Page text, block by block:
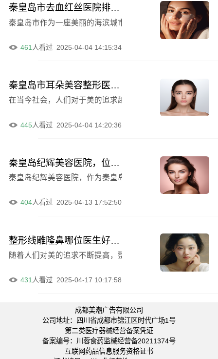
秦皇岛市去血红丝医院排行榜前十详细剖析（秦皇岛市去血红丝整形医院）
秦皇岛市作为一座美丽的海滨城市，拥有着众多的医疗机构
2025-04-04 14:15:34
461 人看过
秦皇岛市耳朵美容整形医院排名竞争激烈（秦皇岛贝值医疗美容诊所获网友认可）
在当今社会，人们对于美的追求越来越高，耳朵美容整形也
2025-04-04 14:20:36
445人看过
秦皇岛纪辉美容医院，位列秦皇岛整形医院排行榜
2025-04-13 17:52:50
404人看过
整形线雕隆鼻哪位医生好？秦皇岛市古晓平医生整形攻略，建议收藏！
随着人们对美的追求不断提高，整形手术已经成为一种常
2025-04-17 10:17:58
431 人看过
成都美潮广告有限公司
公司地址：四川省成都市锦江区时代广场1号
第二类医疗器械经营备案凭证
备案编号：川蓉食药监械经营备20211374号
互联网药品信息服务资格证书